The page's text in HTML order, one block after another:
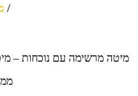
/
מיטה מרשימה עם נוכחות –